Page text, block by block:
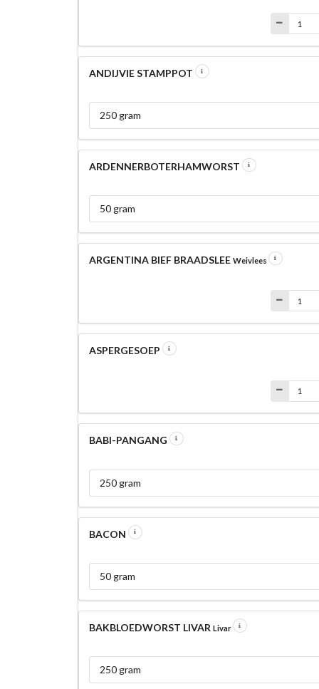
ANDIJVIE STAMPPOT
250 gram
ARDENNERBOTERHAMWORST
50 gram
ARGENTINA BIEF BRAADSLEE Weivlees
ASPERGESOEP
BABI-PANGANG
250 gram
BACON
50 gram
BAKBLOEDWORST LIVAR Livar
250 gram